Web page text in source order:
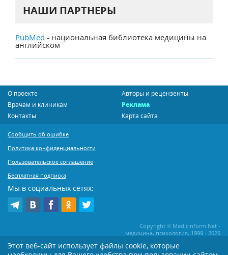
НАШИ ПАРТНЕРЫ
PubMed - национальная библиотека медицины на
английском
О проекте
Авторы и рецензенты
Врачам и клиникам
Реклама
Контакты
Карта сайта
Сообщить об ошибке
Политика конфиденциальности
Пользовательское соглашение
Бесплатная подписка
Мы в социальных сетях:
Copyright © MedicInform.Net -
медицина, психология, 1999 - 2026
Этот веб-сайт использует файлы cookie, которые